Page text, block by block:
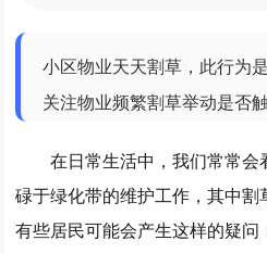
小区物业天天割草，此行为
关注物业频繁割草举动是否
在日常生活中，我们常常
碌于绿化带的维护工作，其中割
有些居民可能会产生这样的疑